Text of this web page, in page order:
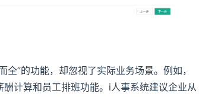
”的功能，却忽视了实际业务场景。例如，
计算和员工排班功能。i人事系统建议企业从